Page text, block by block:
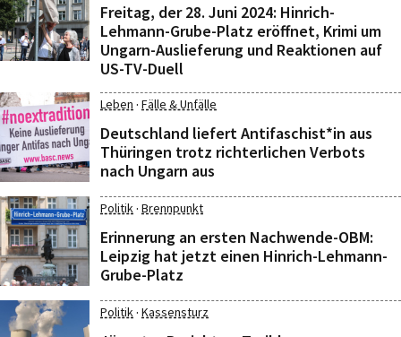
Freitag, der 28. Juni 2024: Hinrich-
Lehmann-Grube-Platz eröffnet, Krimi um
Ungarn-Auslieferung und Reaktionen auf
US-TV-Duell
Leben · Fälle & Unfälle
Deutschland liefert Antifaschist*in aus
Thüringen trotz richterlichen Verbots
nach Ungarn aus
Politik· Brennpunkt
Erinnerung an ersten Nachwende-OBM:
Leipzig hat jetzt einen Hinrich-Lehmann-
Grube-Platz
Politik· Kassensturz